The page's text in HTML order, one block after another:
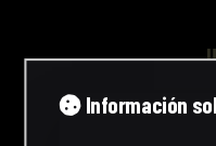
Información